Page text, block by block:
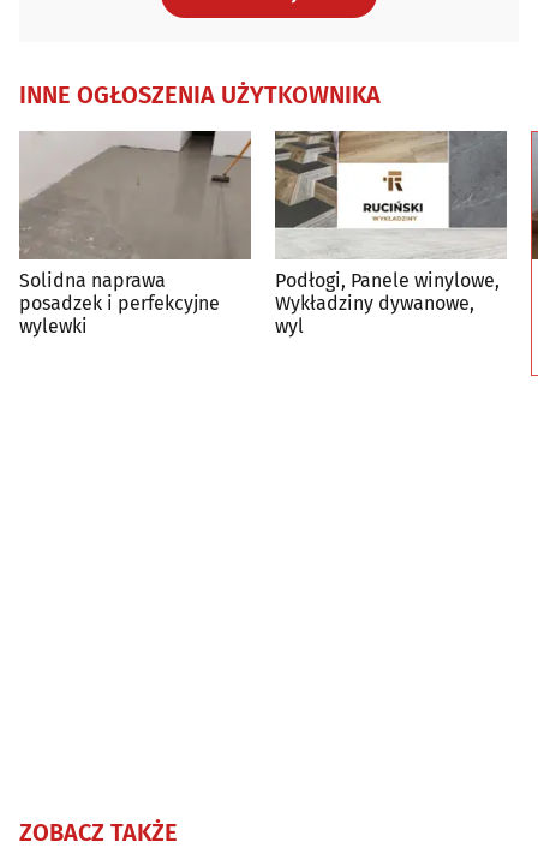
INNE OGŁOSZENIA UŻYTKOWNIKA
Solidna naprawa
posadzek i perfekcyjne
wylewki
Podłogi, Panele winylowe,
Wykładziny dywanowe,
wyl
ZOBACZ TAKŻE